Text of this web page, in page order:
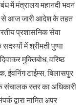
में मंत्रालय महानदी भवन
से आज जारी आदेश के तहत
प्रशासनिक सेवा
में श्रीमती पुष्पा
मुक्तिबोध, वरिष्ठ
ईवनिंग टाईम्स, बिलासपुर
संचालक स्तर का अधिकारी
द्वारा नामित अपर